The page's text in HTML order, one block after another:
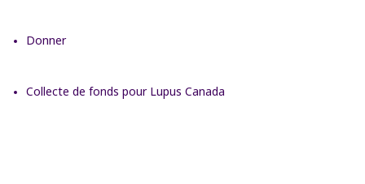
Donner
Collecte de fonds pour Lupus Canada